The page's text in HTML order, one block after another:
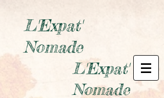
L'Expat'
Nomade
L'Expat'
Nomade